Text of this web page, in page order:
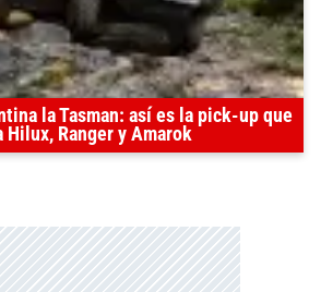
la Tasman: así es la pick-up que
Ranger y Amarok